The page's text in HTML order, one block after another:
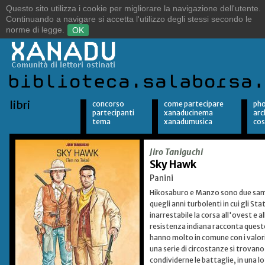
Sulle orme del vento.
Alla ricerca della libertà.
libri
concorso
partecipanti
tema
come partecipare
xanaducinema
xanadumusica
Jiro Taniguchi
Sky Hawk
Panini
Hikosaburo e Manzo sono due
quegli anni turbolenti in cui gli
inarrestabile la corsa all'ovest e
resistenza indiana racconta
hanno molto in comune con i
una serie di circostanze si
condividerne le battaglie, in una